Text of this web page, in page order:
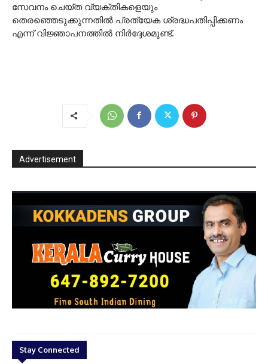
സേവനം ചെയ്ത വ്യക്തികളെയും
തെരഞ്ഞെടുക്കുന്നതില്‍ പ്രത്യേക ശ്രദ്ധപതിപ്പിക്കണം
എന്ന് വിജ്ഞാപനത്തില്‍ നിര്‍ദ്ദേശമുണ്ട്.
Advertisement
Stay Connected